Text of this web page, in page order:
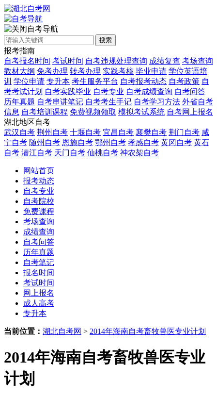
自考导航
搜索
报考指南
自考报名时间 考试时间 自考违规处理查询 成绩复查 考场查询
教材大纲 免考办理 转考办理 实践考核 毕业申请 学位英语培
训 学位申请 专升本 考生服务平台 自考报考动态 自考政策 自
考考试计划 自考实践毕业 自考专业 自考成绩查询 自考问答
历年真题 自考串讲笔记 自考考生手记 自考学习方法 外省自考
信息 自考培训课程 免费视频领取 模拟考试系统 自考网上报名
湖北地区自考
武汉自考 荆州自考 十堰自考 宜昌自考 襄樊自考 荆门自考 咸
宁自考 随州自考 恩施自考 鄂州自考 孝感自考 黄冈自考 黄石
自考 潜江自考 天门自考 仙桃自考 神农架自考
网站首页
报考动态
自考专业
自考院校
免费课程
考场查询
成绩查询
自考问答
历年真题
自考笔记
报名时间
考试时间
网上报名
成人高考
专升本
当前位置： 湖北自考网 > 2014年海南自考畜牧兽医专业计划
2014年海南自考畜牧兽医专业
计划